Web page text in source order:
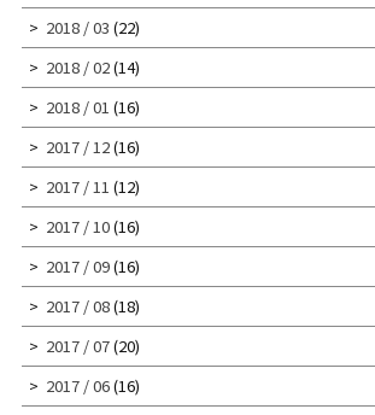
2018 / 03 (22)
2018 / 02(14)
2018 / 01 (16)
2017 / 12(16)
2017 / 11 (12)
2017 / 10(16)
2017 / 09(16)
2017 / 08(18)
2017 / 07(20)
2017 / 06(16)